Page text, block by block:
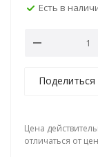
Есть в
Поделиться
Цена
отличаться от